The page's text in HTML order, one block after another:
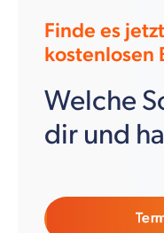
Finde es
kostenlosen
Welche
dir und